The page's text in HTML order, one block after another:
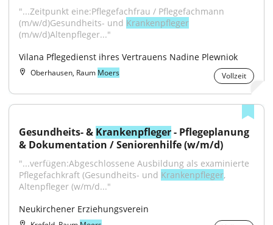
"...Zeitpunkt eine:Pflegefachfrau / Pflegefachmann
(m/w/d)Gesundheits- und Krankenpfleger
(m/w/d)Altenpfleger..."
Vilana Pflegedienst ihres Vertrauens Nadine Plewniok
Oberhausen, Raum Moers Vollzeit
Gesundheits- & Krankenpfleger - Pflegeplanung
& Dokumentation / Seniorenhilfe (w/m/d)
"...verfügen:Abgeschlossene Ausbildung als examinierte
Pflegefachkraft (Gesundheits- und Krankenpfleger,
Altenpfleger (w/m/d..."
Neukirchener Erziehungsverein